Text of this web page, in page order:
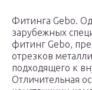
Фитинга Gebo.
зарубежных
фитинг Gebo,
отрезков
подходящего к
Отличительная